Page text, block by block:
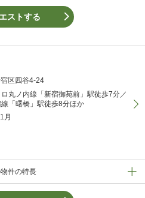
ストする
物件の特長
区四谷4-24
丸ノ内線「新宿御苑前」駅徒歩7分／
「曙橋」駅徒歩8分ほか
月